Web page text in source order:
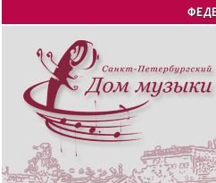
Jump to